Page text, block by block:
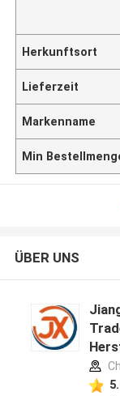
Herkunftsort
Lieferzeit
Markenname
Min
ÜBER UNS